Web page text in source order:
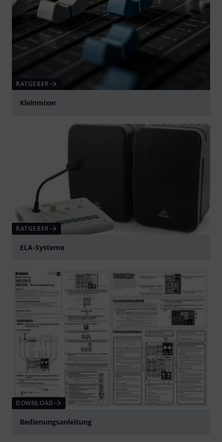
RATGEBER
Kleinmixer
RATGEBER
ELA-Systeme
DOWNLOAD
Bedienungsanleitung